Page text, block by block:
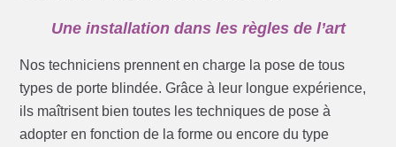
Une installation dans les règles de l’art
Nos techniciens prennent en charge la pose de tous
types de porte blindée. Grâce à leur longue expérience,
ils maîtrisent bien toutes les techniques de pose à
adopter en fonction de la forme ou encore du type